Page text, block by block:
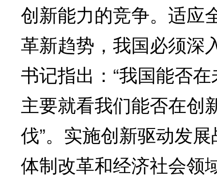
创新能力的竞争。适应
革新趋势，我国必须深
书记指出：“我国能否
主要就看我们能否在创
伐”。实施创新驱动发
体制改革和经济社会领